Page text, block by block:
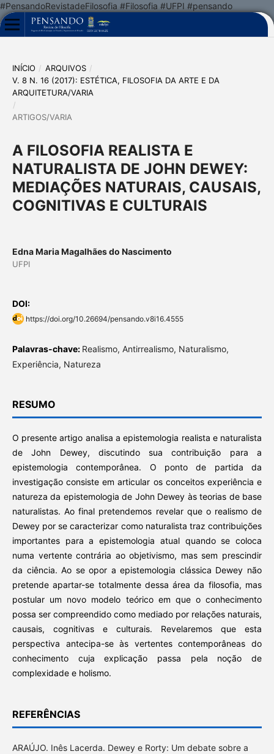
#PensandoRevistadeFilosofia #Filosofia #UFPI #pensando
INÍCIO / ARQUIVOS /
V. 8 N. 16 (2017): ESTÉTICA, FILOSOFIA DA ARTE E DA
ARQUITETURA/VARIA
/
ARTIGOS/VARIA
A FILOSOFIA REALISTA E
NATURALISTA DE JOHN DEWEY:
MEDIAÇÕES NATURAIS, CAUSAIS,
COGNITIVAS E CULTURAIS
Edna Maria Magalhães do Nascimento
UFPI
DOI:
https://doi.org/10.26694/pensando.v8i16.4555
Palavras-chave: Realismo, Antirrealismo, Naturalismo,
Experiência, Natureza
RESUMO
O presente artigo analisa a epistemologia realista e naturalista
de John Dewey, discutindo sua contribuição para a
epistemologia contemporânea. O ponto de partida da
investigação consiste em articular os conceitos experiência e
natureza da epistemologia de John Dewey às teorias de base
naturalistas. Ao final pretendemos revelar que o realismo de
Dewey por se caracterizar como naturalista traz contribuições
importantes para a epistemologia atual quando se coloca
numa vertente contrária ao objetivismo, mas sem prescindir
da ciência. Ao se opor a epistemologia clássica Dewey não
pretende apartar-se totalmente dessa área da filosofia, mas
postular um novo modelo teórico em que o conhecimento
possa ser compreendido como mediado por relações naturais,
causais, cognitivas e culturais. Revelaremos que esta
perspectiva antecipa-se às vertentes contemporâneas do
conhecimento cuja explicação passa pela noção de
complexidade e holismo.
REFERÊNCIAS
ARAÚJO. Inês Lacerda. Dewey e Rorty: Um debate sobre a